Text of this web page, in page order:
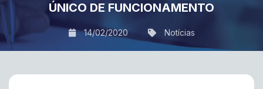
ÚNICO DE FUNCIONAMENTO
14/02/2020 Notícias